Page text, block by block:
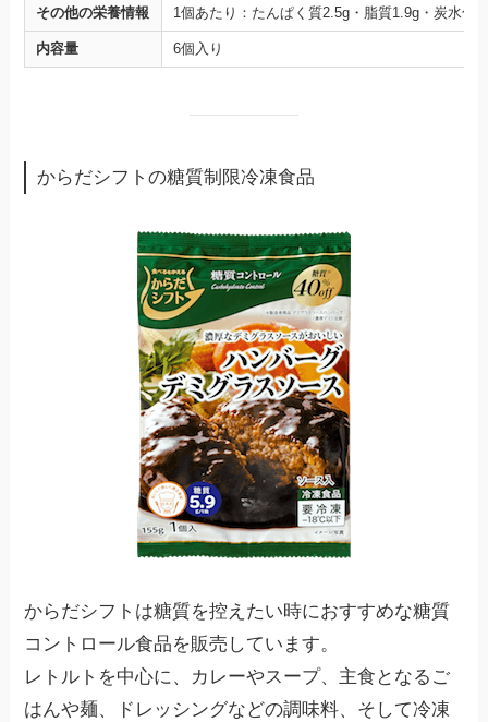
その他の栄養情報 1個あたり：たんぱく質2.5g・脂質1.9g・炭水化
内容量 6個入り
からだシフトの糖質制限冷凍食品
からだシフトは糖質を控えたい時におすすめな糖質
コントロール食品を販売しています。
レトルトを中心に、カレーやスープ、主食となるご
はんや麺、ドレッシングなどの調味料、そして冷凍